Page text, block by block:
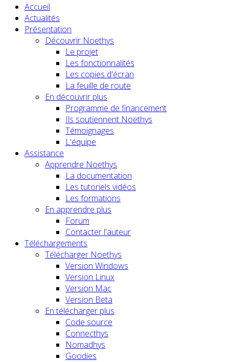
Accueil
Actualités
Présentation
Découvrir Noethys
Le projet
Les fonctionnalités
Les copies d'écran
La feuille de route
En découvrir plus
Programme de financement
Ils soutiennent Noethys
Témoignages
L'équipe
Assistance
Apprendre Noethys
La documentation
Les tutoriels vidéos
Les formations
En apprendre plus
Forum
Contacter l'auteur
Téléchargements
Télécharger Noethys
Version Windows
Version Linux
Version Mac
Version Beta
En télécharger plus
Code source
Connecthys
Nomadhys
Goodies